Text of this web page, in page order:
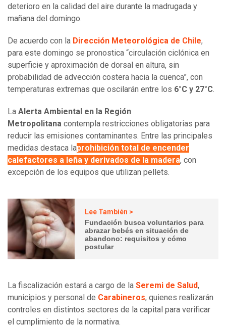
deterioro en la calidad del aire durante la madrugada y
mañana del domingo.
De acuerdo con la Dirección Meteorológica de Chile,
para este domingo se pronostica “circulación ciclónica en
superficie y aproximación de dorsal en altura, sin
probabilidad de advección costera hacia la cuenca”, con
temperaturas extremas que oscilarán entre los 6°C y 27°C.
La Alerta Ambiental en la Región
Metropolitana contempla restricciones obligatorias para
reducir las emisiones contaminantes. Entre las principales
medidas destaca laprohibición total de encender
calefactores a leña y derivados de la madera, con
excepción de los equipos que utilizan pellets.
Lee También >
Fundación busca voluntarios para
abrazar bebés en situación de
abandono: requisitos y cómo
postular
La fiscalización estará a cargo de la Seremi de Salud,
municipios y personal de Carabineros, quienes realizarán
controles en distintos sectores de la capital para verificar
el cumplimiento de la normativa.